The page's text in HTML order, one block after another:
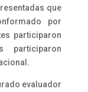
que
por
participaron
participaron
evaluador